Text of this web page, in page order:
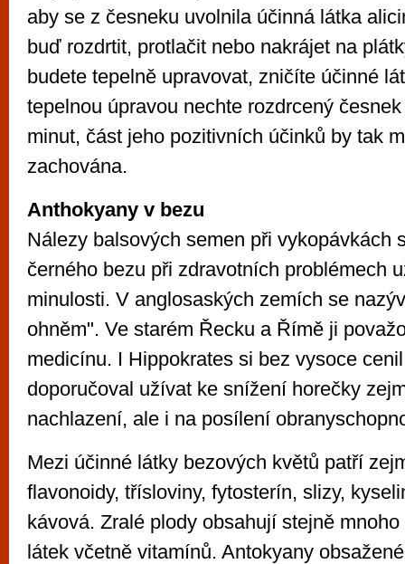
aby se z česneku uvolnila účinná látka
buď rozdrtit, protlačit nebo nakrájet na
budete tepelně upravovat, zničíte účinné
tepelnou úpravou nechte rozdrcený
minut, část jeho pozitivních účinků by tak
zachována.
Anthokyany v bezu
Nálezy balsových semen při vykopávkách
černého bezu při zdravotních problémech
minulosti. V anglosaských zemích se
ohněm". Ve starém Řecku a Římě ji
medicínu. I Hippokrates si bez vysoce
doporučoval užívat ke snížení horečky
nachlazení, ale i na posílení
Mezi účinné látky bezových květů patří
flavonoidy, třísloviny, fytosterín, slizy,
kávová. Zralé plody obsahují stejně
látek včetně vitamínů. Antokyany